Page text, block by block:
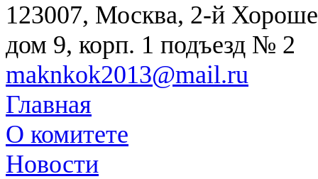
123007, Москва, 2-й
дом 9, корп. 1 подъезд № 2
maknkok2013@mail.ru
Главная
О комитете
Новости